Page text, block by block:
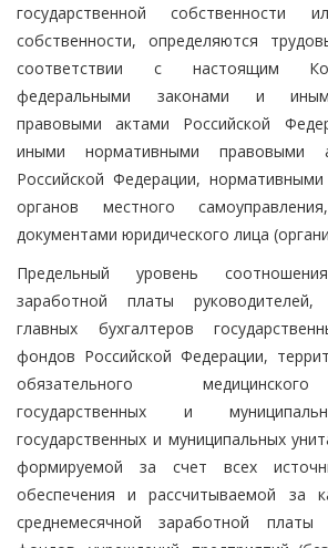
государственной собственности
собственности, определяются
соответствии с настоящим
федеральными законами и
правовыми актами Российской
иными нормативными правовыми
Российской Федерации,
органов местного
документами юридического лица
Предельный уровень
заработной платы руководителей,
главных бухгалтеров
фондов Российской Федерации,
обязательного
государственных и
государственных и муниципальных
формируемой за счет всех
обеспечения и рассчитываемой за
среднемесячной заработной платы